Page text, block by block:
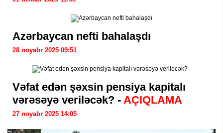
Azərbaycan nefti bahalaşdı
28 noyabr 2025 09:51
Vəfat edən şəxsin pensiya kapitalı
vərəsəyə veriləcək? - AÇIQLAMA
27 noyabr 2025 14:05